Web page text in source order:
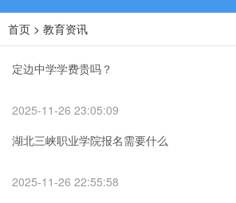
首页 > 教育资讯
定边中学学费贵吗？
2025-11-26 23:05:09
湖北三峡职业学院报名需要什么
2025-11-26 22:55:58